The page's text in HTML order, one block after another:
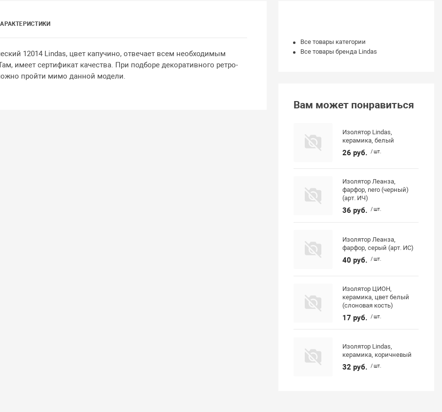
12014 Lindas, цвет капучино, отвечает всем необходимым
имеет сертификат качества. При подборе декоративного ретро-
пройти мимо данной модели.
Все товары категории
Все товары бренда Lindas
Вам может понравиться
Изолятор Lindas,
керамика, белый
26 руб. / шт.
Изолятор Леанза,
фарфор, nero (черный)
(арт. ИЧ)
36 руб. / шт.
Изолятор Леанза,
фарфор, серый (арт. ИС)
40 руб. / шт.
Изолятор ЦИОН,
керамика, цвет белый
(слоновая кость)
17 руб. / шт.
Изолятор Lindas,
керамика, коричневый
32 руб. / шт.